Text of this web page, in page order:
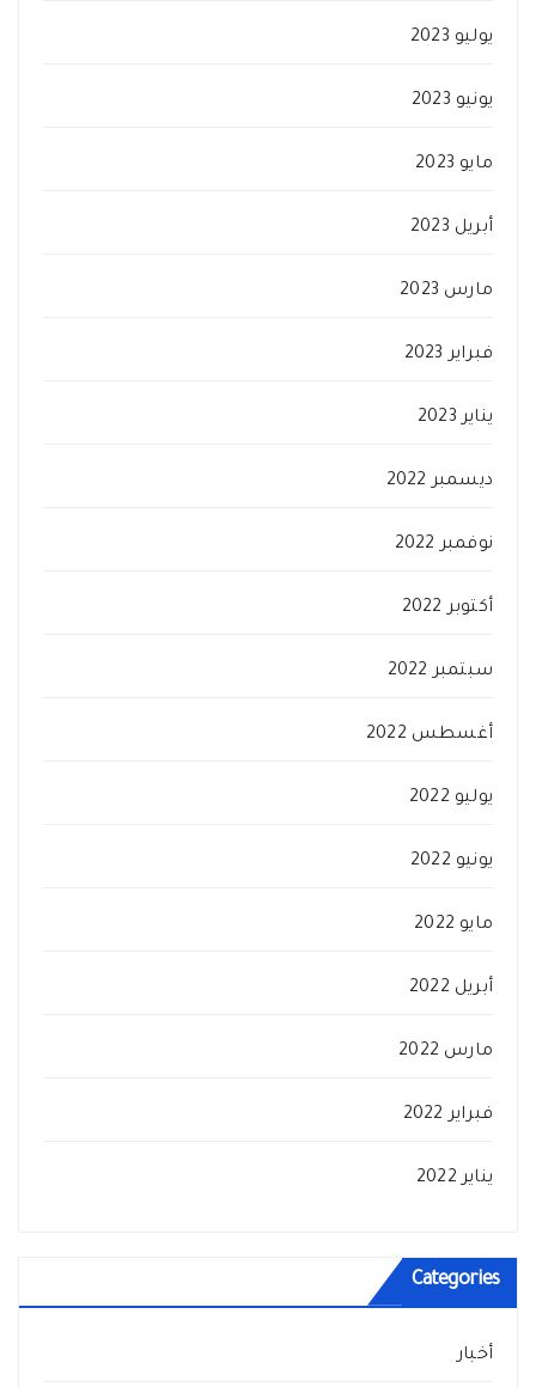
يوليو 2023
يونيو 2023
مايو 2023
أبريل 2023
مارس 2023
فبراير 2023
يناير 2023
ديسمبر 2022
نوفمبر 2022
أكتوبر 2022
سبتمبر 2022
أغسطس 2022
يوليو 2022
يونيو 2022
مايو 2022
أبريل 2022
مارس 2022
فبراير 2022
يناير 2022
Categories
أخبار